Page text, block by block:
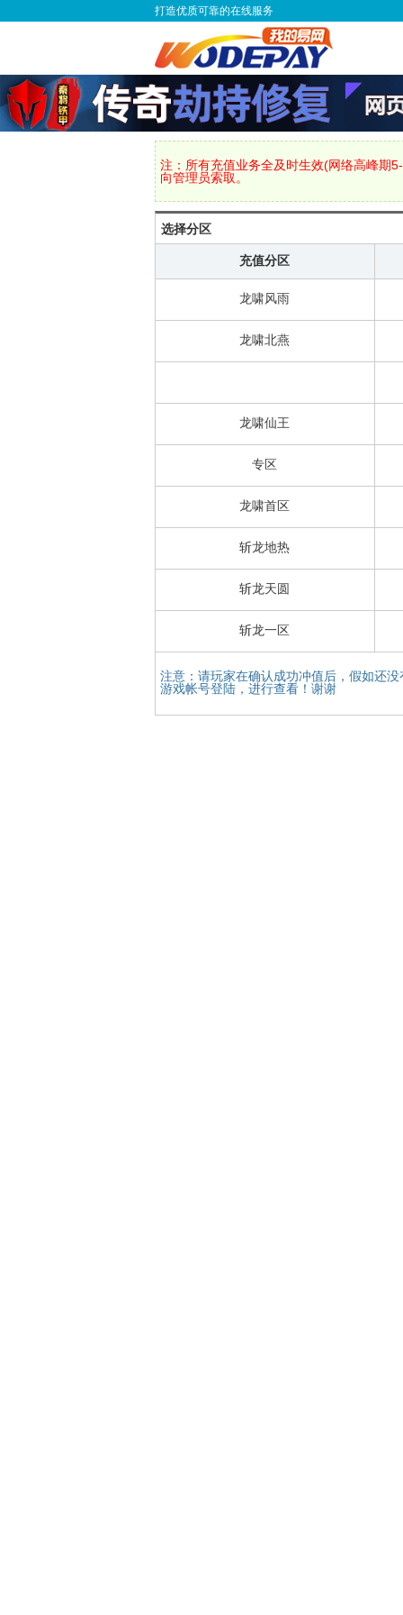
打造优质可靠的在线服务
注：所有充值业务全及时生效(网络高峰期
向管理员索取。
选择分区
充值分区
龙啸风雨
龙啸北燕
龙啸仙王
专区
龙啸首区
斩龙地热
斩龙天圆
斩龙一区
注意：请玩家在确认成功冲值后，假如还
游戏帐号登陆，进行查看！谢谢